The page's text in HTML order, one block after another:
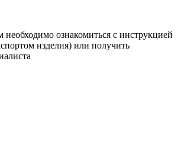
ознакомиться с инструкцией
изделия) или получить